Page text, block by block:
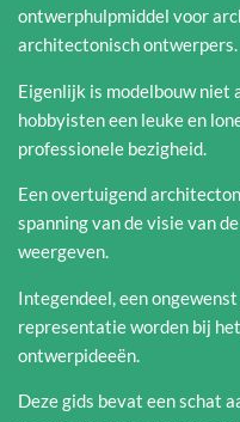
ontwerphulpmiddel voor
architectonisch ontwerpers.
Eigenlijk is modelbouw
hobbyisten een leuke en
professionele bezigheid.
Een overtuigend
spanning van de visie van
weergeven.
Integendeel, een
representatie worden bij
ontwerpideeën.
Deze gids bevat een schat